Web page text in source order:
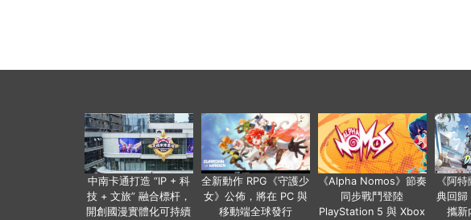
中南卡通打造 “IP + 科
技 + 文旅” 融合標杆，
開創國漫實體化可持續
全新動作 RPG《守護少
女》公佈，將在 PC 與
移動端全球發行
《Alpha Nomos》節奏
同步戰鬥登陸
PlayStation 5 與 Xbox
《阿
典回歸
攜新